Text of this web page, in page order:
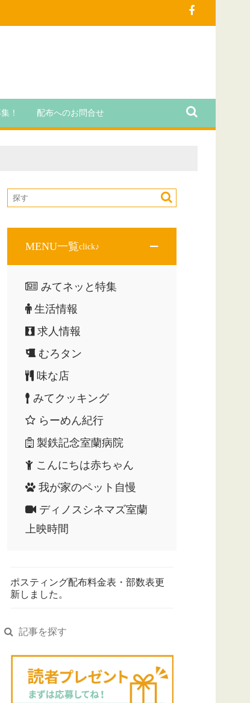
！ 配布へのお問合せ
MENU一覧click♪
みてネッと特集
生活情報
求人情報
むろタン
味な店
みてクッキング
らーめん紀行
製鉄記念室蘭病院
こんにちは赤ちゃん
我が家のペット自慢
ディノスシネマズ室蘭
上映時間
ポスティング配布料金表・部数表更
新しました。
記事を探す